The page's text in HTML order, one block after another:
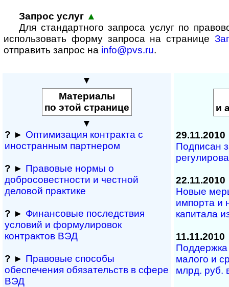
Запрос услуг ▲
Для стандартного запроса услуг по
использовать форму запроса на странице
отправить запрос на info@pvs.ru.
▼
Материалы
по этой странице
▼
? ► Оптимизация контракта с
иностранным партнером
? ► Правовые нормы о
добросовестности и чест­ной
деловой практике
? ► Финансовые последствия
условий и формулировок
контрактов ВЭД
? ► Правовые способы
обеспечения обяза­тельств в сфере
ВЭД
и
29.11.2010
Подписан
22.11.2010
Новые
импорта и
капитала
11.11.2010
Поддержка
малого и
млрд. руб.